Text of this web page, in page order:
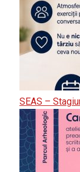
SEAS –